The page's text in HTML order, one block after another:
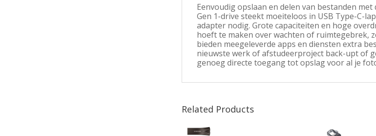
Eenvoudig opslaan en delen van bestanden met
Gen 1-drive steekt moeiteloos in USB Type-C-
adapter nodig. Grote capaciteiten en hoge
hoeft te maken over wachten of ruimtegebrek,
bieden meegeleverde apps en diensten extra
nieuwste werk of afstudeerproject back-upt of
genoeg directe toegang tot opslag voor al je
Related Products